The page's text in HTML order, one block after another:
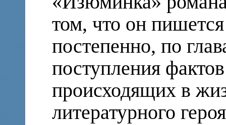
том, что он
постепенно, по
поступления
происходящих в
литературного